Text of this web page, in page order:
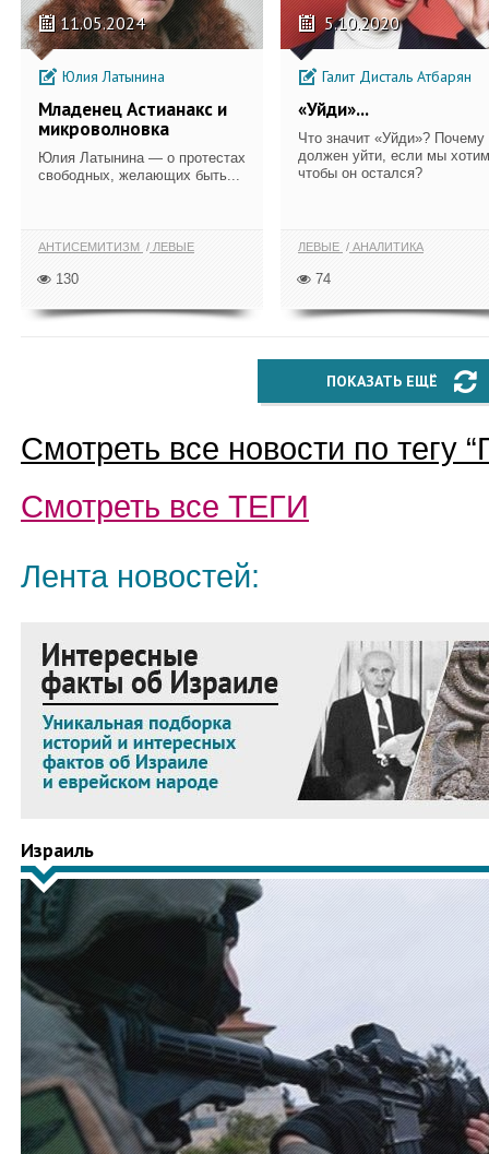
11.05.2024
Юлия Латынина
Младенец Астианакс и
микроволновка
Юлия Латынина — о протестах
свободных, желающих быть...
АНТИСЕМИТИЗМ ЛЕВЫЕ
130
5.10.2020
Галит Дисталь Атбарян
«Уйди»...
Что значит «Уйди»? Почему
должен уйти, если мы
чтобы он остался?
ЛЕВЫЕ АНАЛИТИКА
74
ПОКАЗАТЬ ЕЩЁ
Смотреть все новости по тегу “
Смотреть все ТЕГИ
Лента новостей:
Израиль